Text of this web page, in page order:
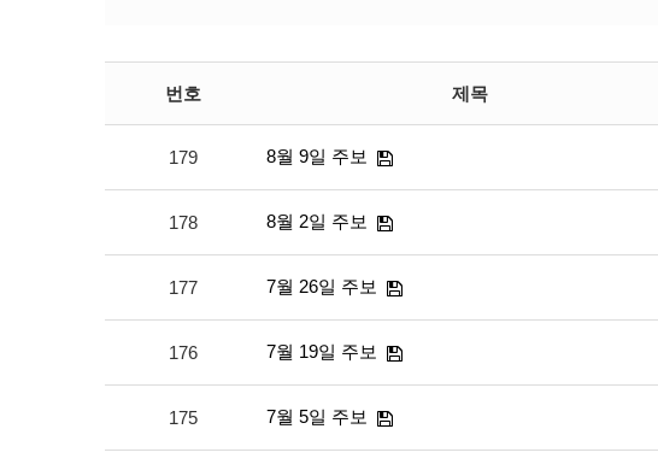
번호 제목
179 8월 9일 주보
178 8월 2일 주보
177 7월 26일 주보
176 7월 19일 주보
175 7월 5일 주보